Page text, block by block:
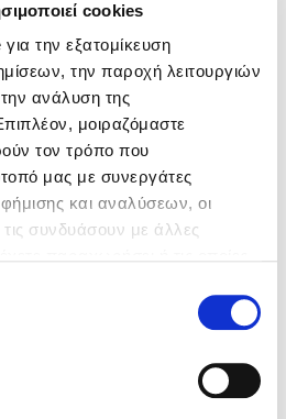
cookies
την εξατομίκευση
την παροχή λειτουργιών
ανάλυση της
μοιραζόμαστε
τον τρόπο που
μας με συνεργάτες
και αναλύσεων, οι
συνδυάσουν με άλλες